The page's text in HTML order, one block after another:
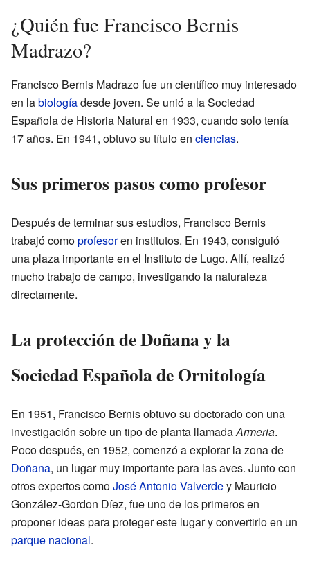
¿Quién fue Francisco Bernis
Madrazo?
Francisco Bernis Madrazo fue un científico muy interesado
en labiologíadesde joven. Se unió a la Sociedad
Española de Historia Natural en 1933, cuando solo tenía
17 años. En 1941, obtuvo su título en ciencias.
Sus primeros pasos como profesor
Después de terminar sus estudios, Francisco Bernis
trabajó comoprofesoren institutos. En 1943, consiguió
una plaza importante en el Instituto de Lugo. Allí, realizó
mucho trabajo de campo, investigando la naturaleza
directamente.
La protección de Doñana y la
Sociedad Española de Ornitología
En 1951, Francisco Bernis obtuvo su doctorado con una
investigación sobre un tipo de planta llamadaArmeria.
Poco después, en 1952, comenzó a explorar la zona de
Doñana, un lugar muy importante para las aves. Junto con
otros expertos comoJosé Antonio Valverdey Mauricio
González-Gordon Díez, fue uno de los primeros en
proponer ideas para proteger este lugar y convertirlo en un
parque nacional.